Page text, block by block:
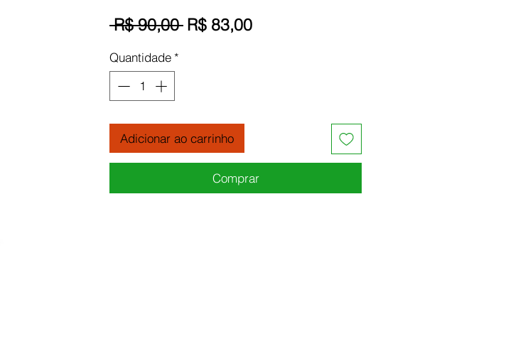
R$ 90,00 Preço
R$ 83,00Preço
Quantidade *
Adicionar ao carrinho
Comprar